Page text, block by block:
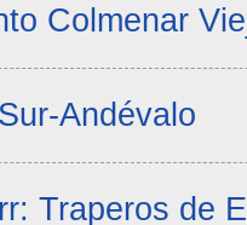
Colmenar
Andévalo
Traperos de